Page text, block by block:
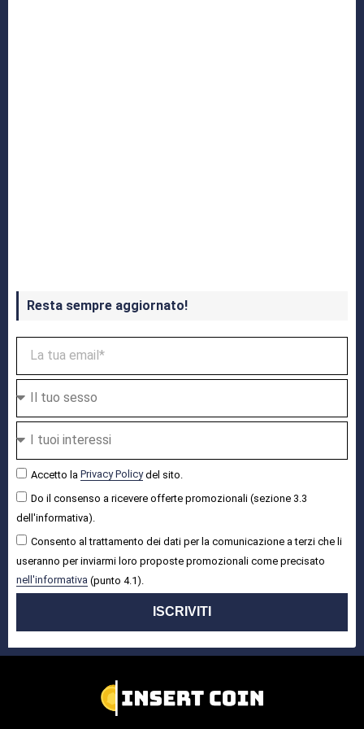
Resta sempre aggiornato!
Accetto la Privacy Policydel sito.
Do il consenso a ricevere offerte promozionali (sezione 3.3
dell'informativa).
Consento al trattamento dei dati per la comunicazione a terzi che li
useranno per inviarmi loro proposte promozionali come precisato
nell'informativa (punto 4.1).
ISCRIVITI